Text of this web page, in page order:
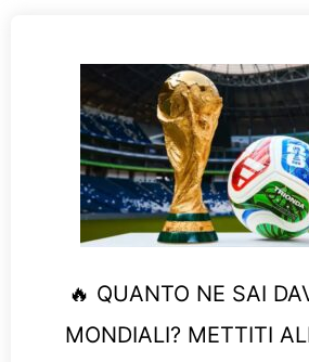
🔥 QUANTO NE SAI
MONDIALI? METTITI